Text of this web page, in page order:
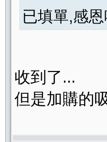
已填單,感恩
收到了...
但是加購的